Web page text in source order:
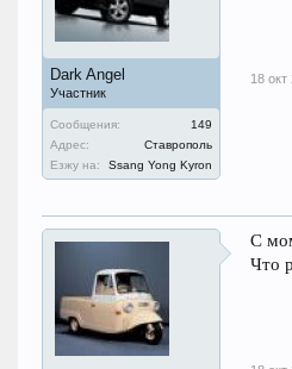
Dark Angel
Участник
Сообщения:
149
Адрес:
Ставрополь
Езжу на:
Ssang Yong Kyron
18 окт
С
Что